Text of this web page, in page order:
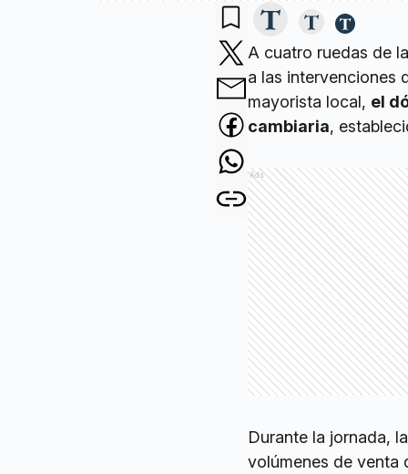
A cuatro ruedas de
a las intervenciones
mayorista local, el
cambiaria,
Ads
Durante la jornada,
volúmenes de venta